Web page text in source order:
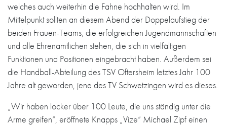
welches auch weiterhin die Fahne hochhalten wird. Im
Mittelpunkt sollten an diesem Abend der Doppelaufstieg der
beiden Frauen-Teams, die erfolgreichen Jugendmannschaften
und alle Ehrenamtlichen stehen, die sich in vielfältigen
Funktionen und Positionen eingebracht haben. Außerdem sei
die Handball-Abteilung des TSV Oftersheim letztes Jahr 100
Jahre alt geworden, jene des TV Schwetzingen wird es dieses.
„Wir haben locker über 100 Leute, die uns ständig unter die
Arme greifen“, eröffnete Knapps „Vize“ Michael Zipf einen